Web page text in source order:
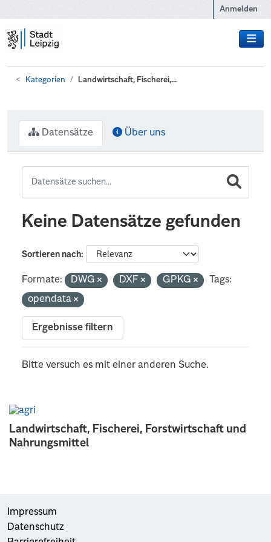
Anmelden
Kategorien Landwirtschaft, Fischerei,...
Landwirtschaft, Fischerei, Forstwirtschaft und
Nahrungsmittel
Datensätze Über uns
Keine Datensätze gefunden
Sortieren nach
Formate: DWG DXF GPKG
Tags:
opendata
Ergebnisse filtern
Bitte versuch es mit einer anderen Suche.
Impressum
Datenschutz